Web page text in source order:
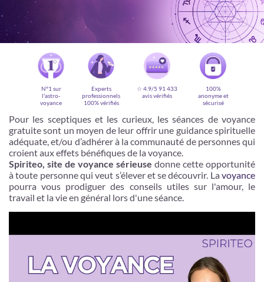
Voyance privée en ligne par téléphone, chat ou mail
99% de clients satisfaits, avis authentiques !
Je m'inscris
N°1 sur
l'astro-
voyance
Experts
professionnels
100% vérifiés
☆ 4.9/5 91 433
avis vérifiés
100%
anonyme et
sécurisé
Pour les sceptiques et les curieux, les séances de voyance
gratuite sont un moyen de leur offrir une guidance spirituelle
adéquate, et/ou d’adhérer à la communauté de personnes qui
croient aux effets bénéfiques de la voyance.
Spiriteo, site de voyance sérieuse donne cette opportunité
à toute personne qui veut s’élever et se découvrir. La voyance
pourra vous prodiguer des conseils utiles sur l'amour, le
travail et la vie en général lors d'une séance.